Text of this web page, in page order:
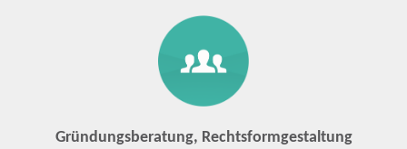
Gründungsberatung, Rechtsformgestaltung